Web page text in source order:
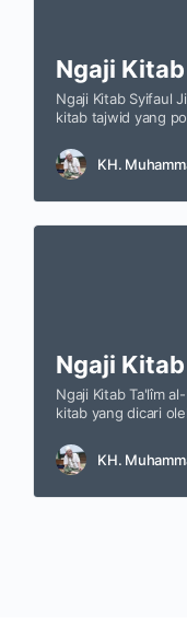
Ngaji
KH.
Ngaji Kitab Syifaul
kitab tajwid yang
Ngaji Kitab
KH.
Ngaji Kitab Ta'lîm
kitab yang dicari
dalam melangkah
ulama besar